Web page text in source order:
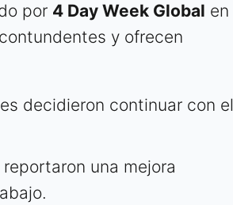
por 4 Day Week Global en
y ofrecen
decidieron continuar con el
una mejora